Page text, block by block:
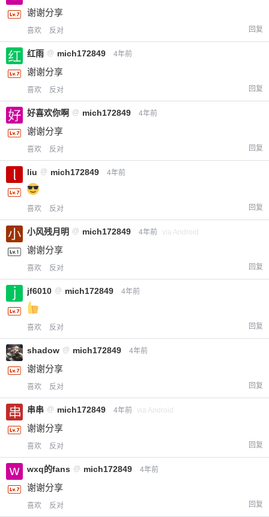
谢谢分享
喜欢 反对 回复
红雨 @ mich172849 4年前
谢谢分享
喜欢 反对 回复
好喜欢你啊 @ mich172849 4年前
谢谢分享
喜欢 反对 回复
liu @ mich172849 4年前
喜欢 反对 回复
小风残月明 @ mich172849 4年前 via Android
谢谢分享
喜欢 反对 回复
jf6010 @ mich172849 4年前
喜欢 反对 回复
shadow @ mich172849 4年前
谢谢分享
喜欢 反对 回复
串串 @ mich172849 4年前 via Android
谢谢分享
喜欢 反对 回复
wxq的fans @ mich172849 4年前
谢谢分享
喜欢 反对 回复